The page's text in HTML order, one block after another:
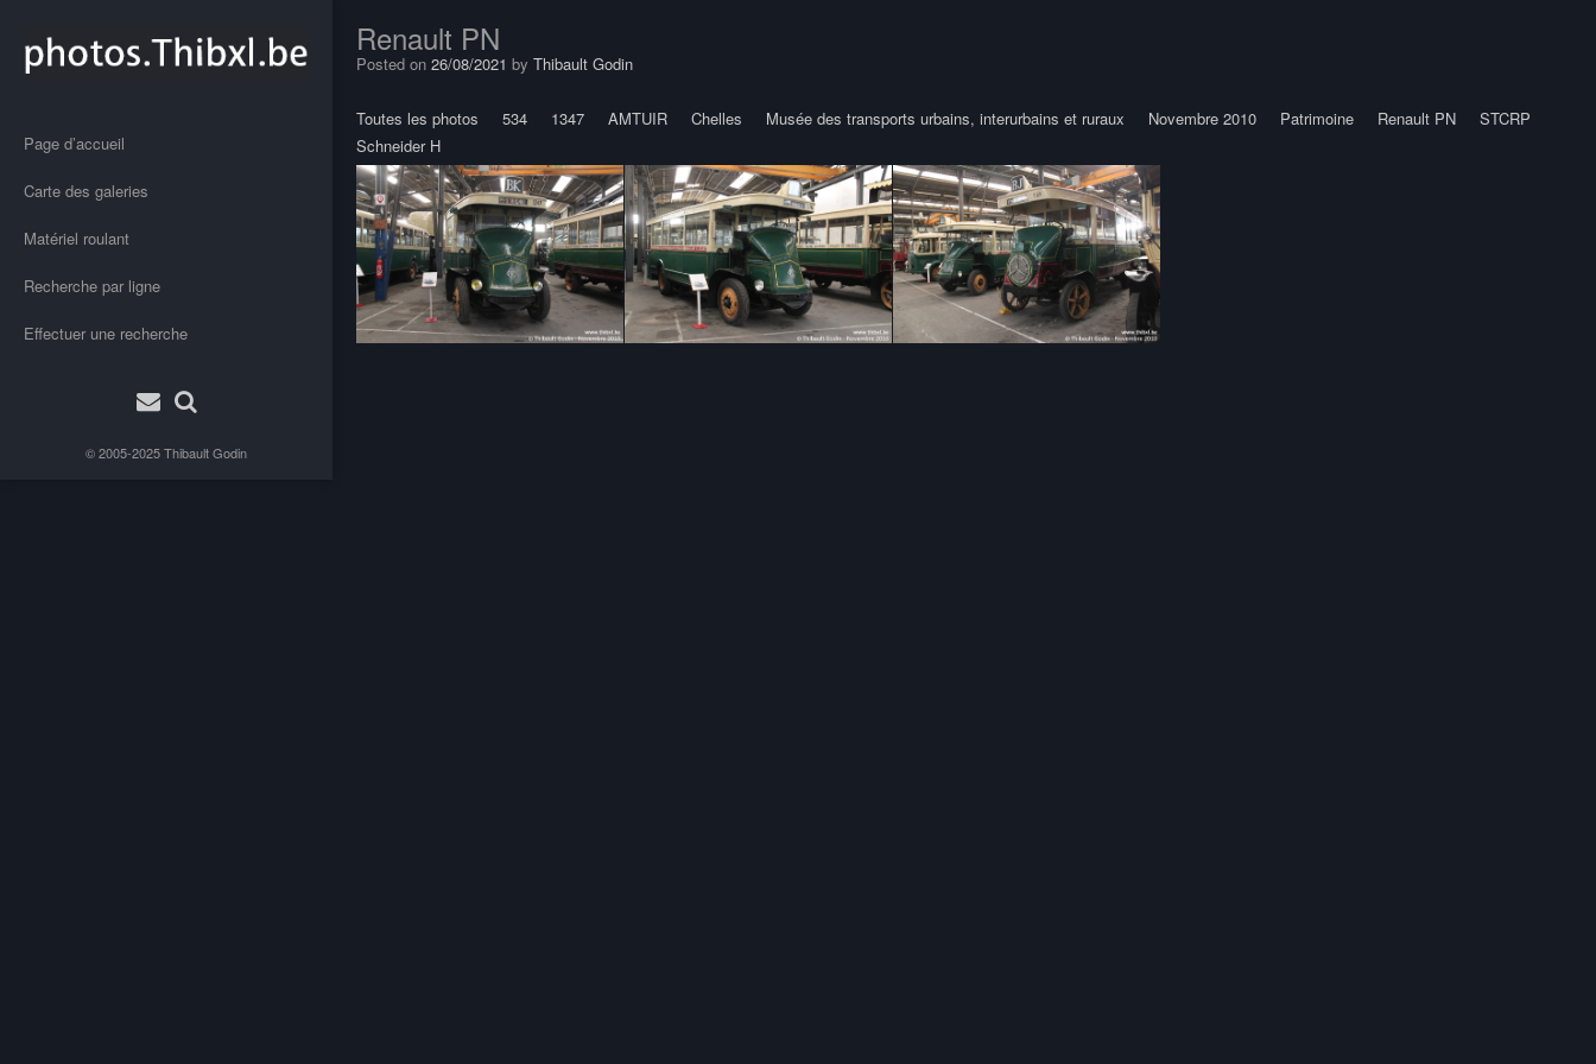
Page d’accueil
Carte des galeries
Matériel roulant
Recherche par ligne
Effectuer une recherche
© 2005-2025Thibault Godin
Renault PN
Posted on 26/08/2021 by Thibault Godin
Toutes les photos 534 1347 AMTUIR Chelles Musée des transports urbains, interurbains et ruraux Novembre 2010 Patrimoine Renault PN
STCRP
Schneider H